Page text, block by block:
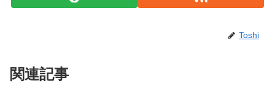
Toshi
関連記事